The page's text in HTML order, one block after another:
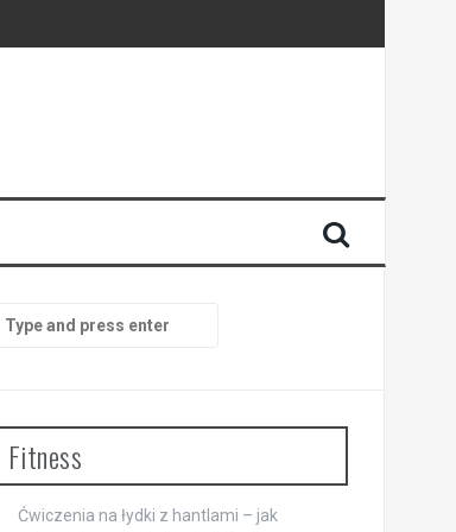
Search
for:
Fitness
Ćwiczenia na łydki z hantlami – jak